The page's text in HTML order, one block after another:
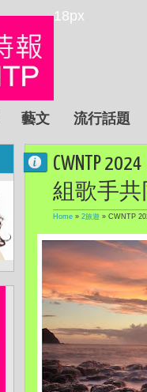
18px
藝文 流行話題
CWNTP
組歌手共
Home » 2旅遊 » CWNTP